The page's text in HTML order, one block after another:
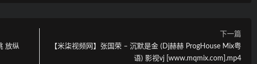
放纵
下一篇
【米柒视频网】张国荣 – 沉默是金 (Dj赫赫 ProgHouse Mix粤
语) 影视vj [www.mqmix.com].mp4